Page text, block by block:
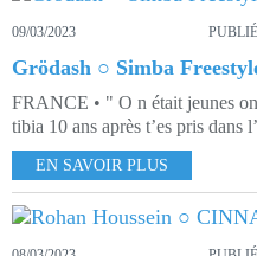
09/03/2023
Grödash ○ Simba
FRANCE • " O n était jeunes
tibia 10 ans après t’es pris dans
EN SAVOIR PLUS